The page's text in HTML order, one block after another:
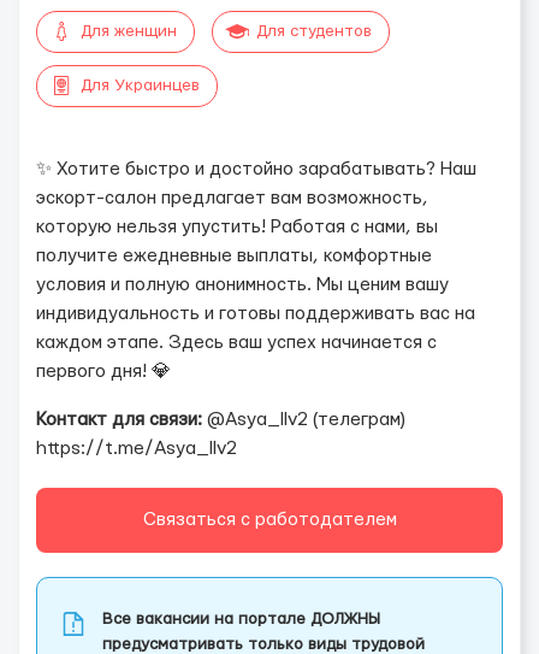
Для женщин Для студентов
Для Украинцев
✨ Хотите быстро и достойно зарабатывать? Наш
эскорт-салон предлагает вам возможность,
которую нельзя упустить! Работая с нами, вы
получите ежедневные выплаты, комфортные
условия и полную анонимность. Мы ценим вашу
индивидуальность и готовы поддерживать вас на
каждом этапе. Здесь ваш успех начинается с
первого дня! 💎
Контакт для связи: @Asya_llv2 (телеграм)
https://t.me/Asya_llv2
Связаться с работодателем
Все вакансии на портале ДОЛЖНЫ
предусматривать только виды трудовой